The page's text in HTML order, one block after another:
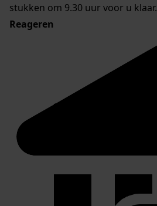
stukken om 9.30 uur voor u klaar.
Reageren